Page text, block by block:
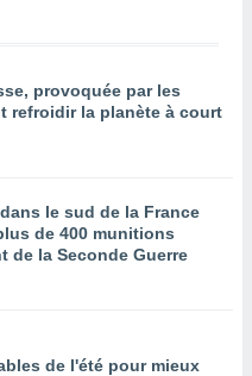
provoquée par les
refroidir la planète à court
le sud de la France
de 400 munitions
de la Seconde Guerre
de l'été pour mieux